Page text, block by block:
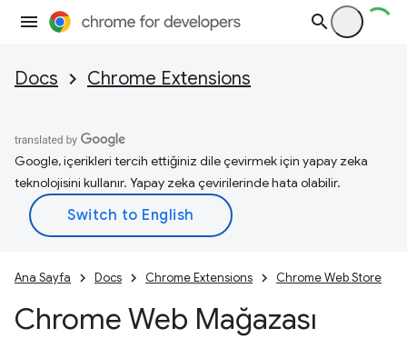
Docs Chrome Extensions
Google, içerikleri tercih ettiğiniz dile çevirmek için yapay zeka
teknolojisini kullanır. Yapay zeka çevirilerinde hata olabilir.
Ana Sayfa Docs Chrome Extensions Chrome Web Store
Chrome Web Mağazası